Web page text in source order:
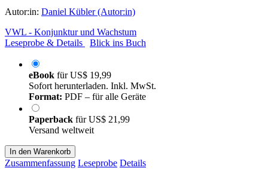
Autor:in: Daniel Kübler (Autor:in)
VWL - Konjunktur und Wachstum
Leseprobe & Details
Blick ins Buch
eBook fürUS$ 19,99
Sofort herunterladen. Inkl. MwSt.
Format: PDF – für alle Geräte
Paperback fürUS$ 21,99
Versand weltweit
In den Warenkorb
Zusammenfassung Leseprobe Details